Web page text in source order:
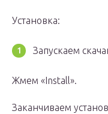
Установка:
Запускаем
Жмем «Install».
Заканчиваем